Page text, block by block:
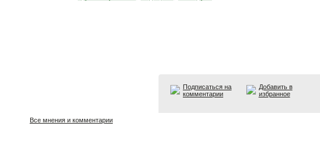
Подписаться на
комментарии
Добавить в
избранное
Все мнения и комментарии